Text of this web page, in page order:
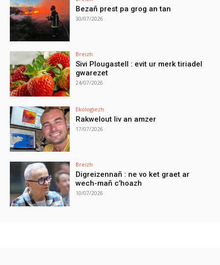
Bezañ prest pa grog an tan
30/07/2026
Breizh
Sivi Plougastell : evit ur merk tiriadel
gwarezet
24/07/2026
Ekologiezh
Rakwelout liv an amzer
17/07/2026
Breizh
Digreizennañ : ne vo ket graet ar
wech-mañ c’hoazh
10/07/2026